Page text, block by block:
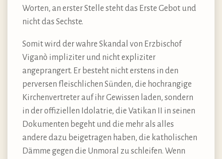
Worten, an erster Stelle steht das Erste Gebot und
nicht das Sechste.
Somit wird der wahre Skandal von Erzbischof
Viganò impliziter und nicht expliziter
angeprangert. Er besteht nicht erstens in den
perversen fleischlichen Sünden, die hochrangige
Kirchenvertreter auf ihr Gewissen laden, sondern
in der offiziellen Idolatrie, die Vatikan II in seinen
Dokumenten begeht und die mehr als alles
andere dazu beigetragen haben, die katholischen
Dämme gegen die Unmoral zu schleifen. Wenn